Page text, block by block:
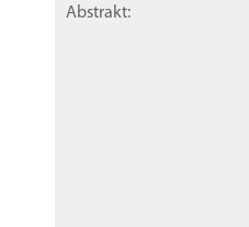
Abstrakt: